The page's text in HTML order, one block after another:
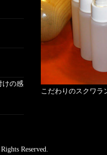
けの感
こだわりのスクワラ
Reserved.